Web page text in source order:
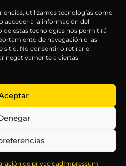
utilizamos tecnologías como
acceder a la información del
estas tecnologías nos permitirá
de navegación o las
sitio. No consentir o retirar el
negativamente a ciertas
de privacidadImpressum
LEGAL SÍGUENOS